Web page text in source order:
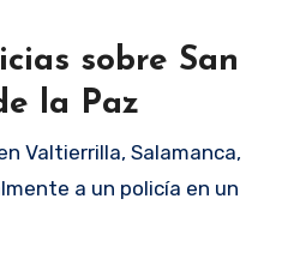
sobre San
la Paz
Valtierrilla, Salamanca,
a un policía en un